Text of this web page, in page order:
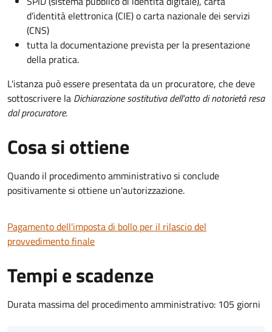
d’identità elettronica (CIE) o carta nazionale dei servizi
(CNS)
tutta la documentazione prevista per la presentazione
della pratica.
L'istanza può essere presentata da un procuratore, che deve
sottoscrivere la Dichiarazione sostitutiva dell'atto di notorietà resa
dal procuratore.
Cosa si ottiene
Quando il procedimento amministrativo si conclude
positivamente si ottiene un'autorizzazione.
Pagamento dell'imposta di bollo per il rilascio del
provvedimento finale
Tempi e scadenze
Durata massima del procedimento amministrativo: 105 giorni